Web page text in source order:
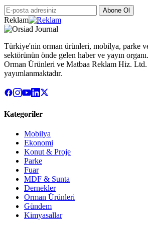
Abone Ol
Reklam
Türkiye'nin orman ürünleri, mobilya, parke
sektörünün önde gelen haber ve yayın
Orman Ürünleri ve Matbaa Reklam Hiz.
yayımlanmaktadır.
Kategoriler
Mobilya
Ekonomi
Konut & Proje
Parke
Fuar
MDF & Sunta
Dernekler
Orman Ürünleri
Gündem
Kimyasallar